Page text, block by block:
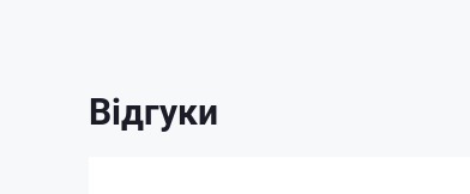
Відгуки